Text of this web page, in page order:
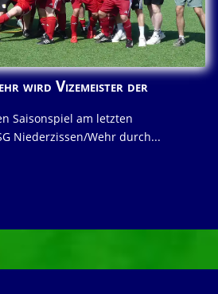
wird Vizemeister der
Saisonspiel am letzten
Niederzissen/Wehr durch...